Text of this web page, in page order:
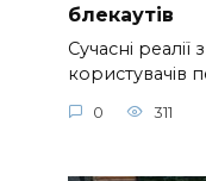
блекаутів
Сучасні
користувачів
0 311